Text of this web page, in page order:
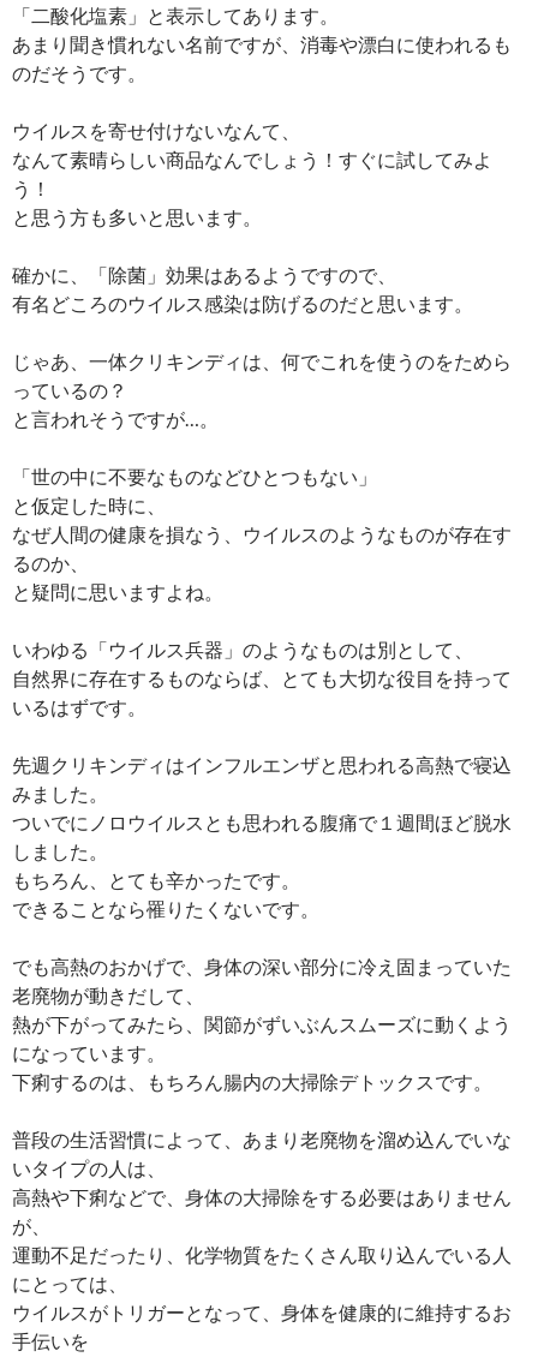
「二酸化塩素」と表示してあります。
あまり聞き慣れない名前ですが、消毒や漂白に使われるも
のだそうです。
ウイルスを寄せ付けないなんて、
なんて素晴らしい商品なんでしょう！すぐに試してみよ
う！
と思う方も多いと思います。
確かに、「除菌」効果はあるようですので、
有名どころのウイルス感染は防げるのだと思います。
じゃあ、一体クリキンディは、何でこれを使うのをためら
っているの？
と言われそうですが…。
「世の中に不要なものなどひとつもない」
と仮定した時に、
なぜ人間の健康を損なう、ウイルスのようなものが存在す
るのか、
と疑問に思いますよね。
いわゆる「ウイルス兵器」のようなものは別として、
自然界に存在するものならば、とても大切な役目を持って
いるはずです。
先週クリキンディはインフルエンザと思われる高熱で寝込
みました。
ついでにノロウイルスとも思われる腹痛で１週間ほど脱水
しました。
もちろん、とても辛かったです。
できることなら罹りたくないです。
でも高熱のおかげで、身体の深い部分に冷え固まっていた
老廃物が動きだして、
熱が下がってみたら、関節がずいぶんスムーズに動くよう
になっています。
下痢するのは、もちろん腸内の大掃除デトックスです。
普段の生活習慣によって、あまり老廃物を溜め込んでいな
いタイプの人は、
高熱や下痢などで、身体の大掃除をする必要はありません
が、
運動不足だったり、化学物質をたくさん取り込んでいる人
にとっては、
ウイルスがトリガーとなって、身体を健康的に維持するお
手伝いを